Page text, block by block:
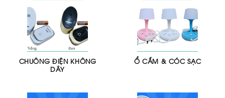
CHUÔNG ĐIỆN KHÔNG
DÂY
Ổ CẮM & CÓC SẠC